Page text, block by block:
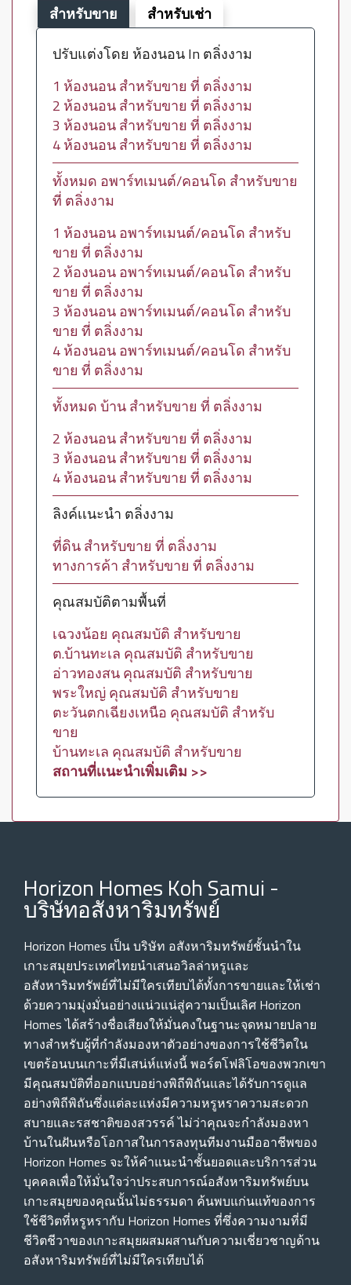
สำหรับขาย
สำหรับเช่า
ปรับแต่งโดย ห้องนอน In ตลิ่งงาม
1 ห้องนอน สำหรับขาย ที่ ตลิ่งงาม
2 ห้องนอน สำหรับขาย ที่ ตลิ่งงาม
3 ห้องนอน สำหรับขาย ที่ ตลิ่งงาม
4 ห้องนอน สำหรับขาย ที่ ตลิ่งงาม
ทั้งหมด อพาร์ทเมนต์/คอนโด สำหรับขาย
ที่ ตลิ่งงาม
1 ห้องนอน อพาร์ทเมนต์/คอนโด สำหรับ
ขาย ที่ ตลิ่งงาม
2 ห้องนอน อพาร์ทเมนต์/คอนโด สำหรับ
ขาย ที่ ตลิ่งงาม
3 ห้องนอน อพาร์ทเมนต์/คอนโด สำหรับ
ขาย ที่ ตลิ่งงาม
4 ห้องนอน อพาร์ทเมนต์/คอนโด สำหรับ
ขาย ที่ ตลิ่งงาม
ทั้งหมด บ้าน สำหรับขาย ที่ ตลิ่งงาม
2 ห้องนอน สำหรับขาย ที่ ตลิ่งงาม
3 ห้องนอน สำหรับขาย ที่ ตลิ่งงาม
4 ห้องนอน สำหรับขาย ที่ ตลิ่งงาม
ลิงค์เเนะนำ ตลิ่งงาม
ที่ดิน สำหรับขาย ที่ ตลิ่งงาม
ทางการค้า สำหรับขาย ที่ ตลิ่งงาม
คุณสมบัติตามพื้นที่
เฉวงน้อย คุณสมบัติ สำหรับขาย
ต.บ้านทะเล คุณสมบัติ สำหรับขาย
อ่าวทองสน คุณสมบัติ สำหรับขาย
พระใหญ่ คุณสมบัติ สำหรับขาย
ตะวันตกเฉียงเหนือ คุณสมบัติ สำหรับ
ขาย
บ้านทะเล คุณสมบัติ สำหรับขาย
สถานที่เเนะนำเพิ่มเติม >>
Horizon Homes Koh Samui -
บริษัทอสังหาริมทรัพย์
Horizon Homes เป็น บริษัท อสังหาริมทรัพย์ชั้นนําใน
เกาะสมุยประเทศไทยนําเสนอวิลล่าหรูและ
อสังหาริมทรัพย์ที่ไม่มีใครเทียบได้ทั้งการขายและให้เช่า
ด้วยความมุ่งมั่นอย่างแน่วแน่สู่ความเป็นเลิศ Horizon
Homes ได้สร้างชื่อเสียงให้มั่นคงในฐานะจุดหมายปลาย
ทางสําหรับผู้ที่กําลังมองหาตัวอย่างของการใช้ชีวิตใน
เขตร้อนบนเกาะที่มีเสน่ห์แห่งนี้ พอร์ตโฟลิโอของพวกเขา
มีคุณสมบัติที่ออกแบบอย่างพิถีพิถันและได้รับการดูแล
อย่างพิถีพิถันซึ่งแต่ละแห่งมีความหรูหราความสะดวก
สบายและรสชาติของสวรรค์ ไม่ว่าคุณจะกําลังมองหา
บ้านในฝันหรือโอกาสในการลงทุนทีมงานมืออาชีพของ
Horizon Homes จะให้คําแนะนําชั้นยอดและบริการส่วน
บุคคลเพื่อให้มั่นใจว่าประสบการณ์อสังหาริมทรัพย์บน
เกาะสมุยของคุณนั้นไม่ธรรมดา ค้นพบแก่นแท้ของการ
ใช้ชีวิตที่หรูหรากับ Horizon Homes ที่ซึ่งความงามที่มี
ชีวิตชีวาของเกาะสมุยผสมผสานกับความเชี่ยวชาญด้าน
อสังหาริมทรัพย์ที่ไม่มีใครเทียบได้